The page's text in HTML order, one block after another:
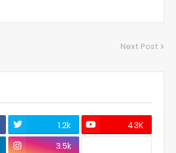
Next Post
1.2k
43K
3.5k